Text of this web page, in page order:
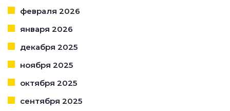
февраля 2026
января 2026
декабря 2025
ноября 2025
октября 2025
сентября 2025